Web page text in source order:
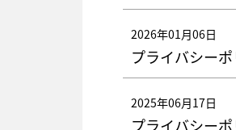
2026年01月06日
プライバシー
2025年06月17日
プライバシー